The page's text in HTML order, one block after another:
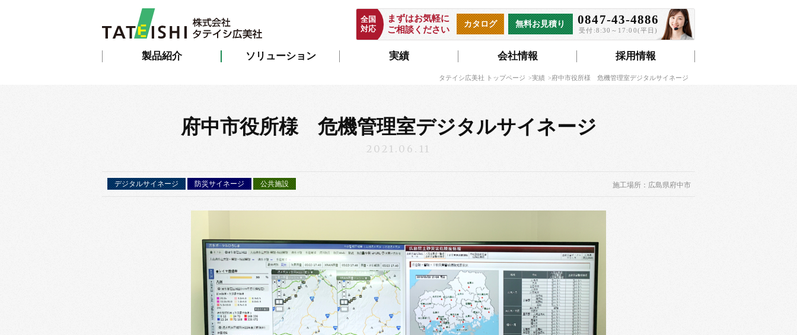
製品紹介 ソリューション 実績 会社情報 採用情報
0847-43-4886
受付:8:30～17:00(平日)
無料お見積り
カタログ
まずはお気軽に
ご相談ください
全国
対応
タテイシ広美社 トップページ 実績 府中市役所様 危機管理室デジタルサイネージ
府中市役所様 危機管理室デジタルサイネージ
2021.06.11
デジタルサイネージ 防災サイネージ 公共施設 施工場所：広島県府中市